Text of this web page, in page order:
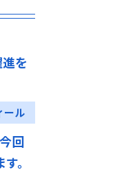
を
ール
回
。